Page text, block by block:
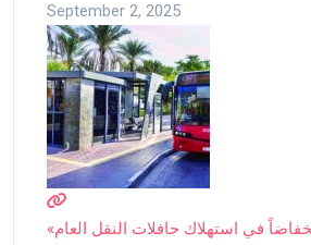
September 2, 2025
«طرق دبي»: 33% انخفاضاً في استهلاك حافلات النقل العام